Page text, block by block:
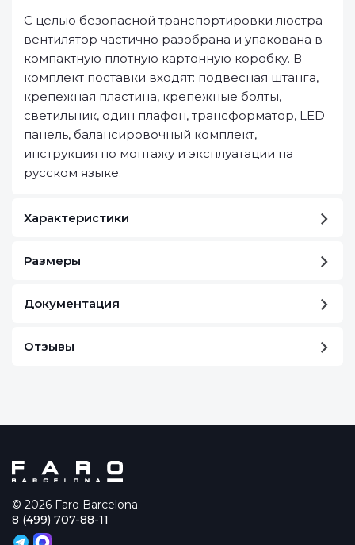
С целью безопасной транспортировки люстра-
вентилятор частично разобрана и упакована в
компактную плотную картонную коробку. В
комплект поставки входят: подвесная штанга,
крепежная пластина, крепежные болты,
светильник, один плафон, трансформатор, LED
панель, балансировочный комплект,
инструкция по монтажу и эксплуатации на
русском языке.
Характеристики
Размеры
Документация
Отзывы
© 2026 Faro Barcelona.
8 (499) 707-88-11